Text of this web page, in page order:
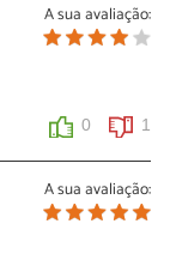
A sua avaliação:
0 1
A sua avaliação: